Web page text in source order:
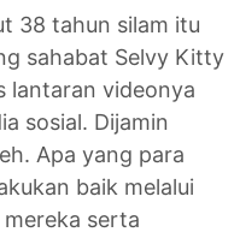
38 tahun silam itu
sahabat Selvy Kitty
lantaran videonya
sosial. Dijamin
Apa yang para
baik melalui
serta